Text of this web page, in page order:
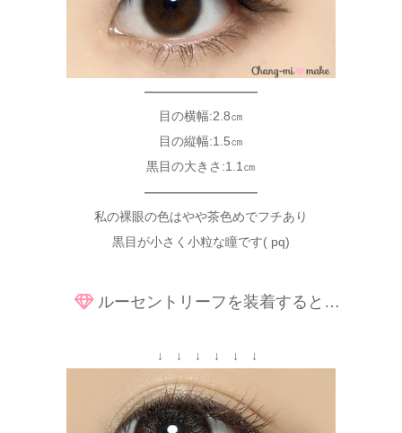
—————————
目の横幅:2.8㎝
目の縦幅:1.5㎝
黒目の大きさ:1.1㎝
—————————
私の裸眼の色はやや茶色めでフチあり
黒目が小さく小粒な瞳です( pq)
ルーセントリーフを装着すると…
↓ ↓ ↓ ↓ ↓ ↓